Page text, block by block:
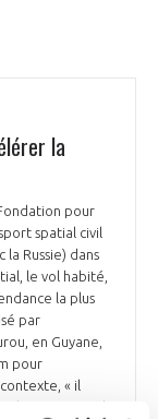
la
pour
spatial civil
Russie) dans
le vol habité,
la plus
par
en Guyane,
pour
« il
le premier vol